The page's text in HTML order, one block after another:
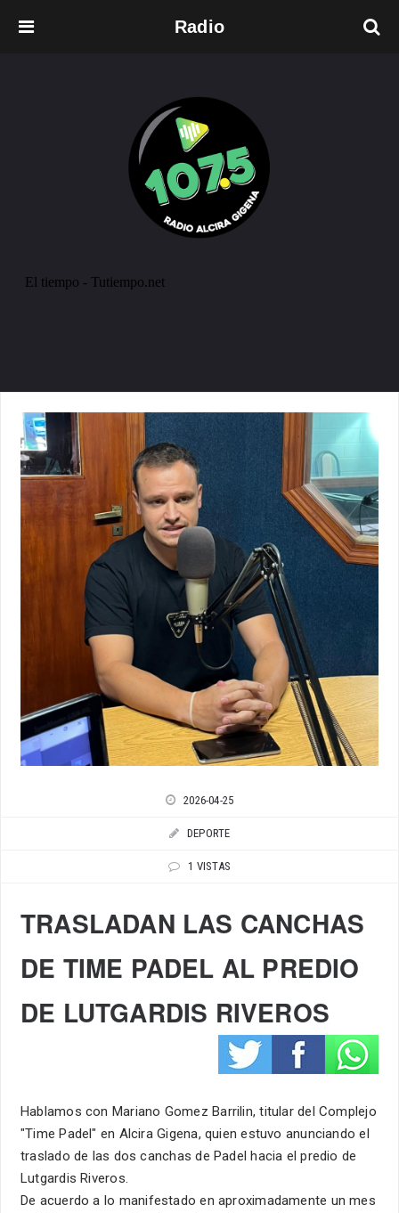
Radio
2026-04-25
DEPORTE
1 VISTAS
TRASLADAN LAS CANCHAS
DE TIME PADEL AL PREDIO
DE LUTGARDIS RIVEROS
Hablamos con Mariano Gomez Barrilin, titular del Complejo
"Time Padel" en Alcira Gigena, quien estuvo anunciando el
traslado de las dos canchas de Padel hacia el predio de
Lutgardis Riveros.
De acuerdo a lo manifestado en aproximadamente un mes